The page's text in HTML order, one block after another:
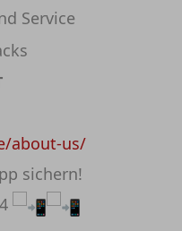
Service
about-us/
sichern!